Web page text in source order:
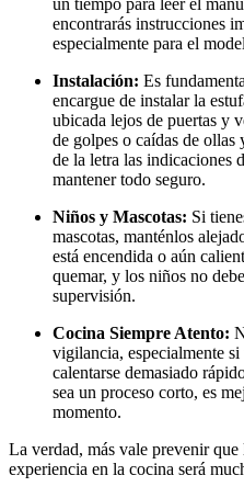
encontrarás instrucciones
especialmente para el
Instalación: Es
encargue de instalar la
ubicada lejos de puertas y
de golpes o caídas de ollas
de la letra las indicaciones
mantener todo seguro.
Niños y Mascotas: Si
mascotas, manténlos
está encendida o aún
quemar, y los niños no
supervisión.
Cocina Siempre Atento:
vigilancia, especialmente si
calentarse demasiado
sea un proceso corto, es
momento.
La verdad, más vale prevenir que
experiencia en la cocina será